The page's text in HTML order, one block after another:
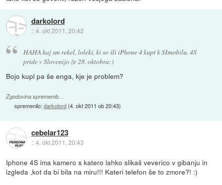
darkolord
::4. okt 2011, 20:42
HAHA kaj sm rekel, loleki, ki so šli iPhone 4 kupt k SImobilu. 4S
pride v Slovenijo že 28. oktobra:)
Bojo kupl pa še enga, kje je problem?
Zgodovina sprememb…
spremenilo:darkolord(4. okt 2011 ob 20:43)
cebelar123
::4. okt 2011, 20:43
Iphone 4S ima kamero s katero lahko slikaš veverico v gibanju in
izgleda ,kot da bi bila na miru!!! Kateri telefon še to zmore?! :)